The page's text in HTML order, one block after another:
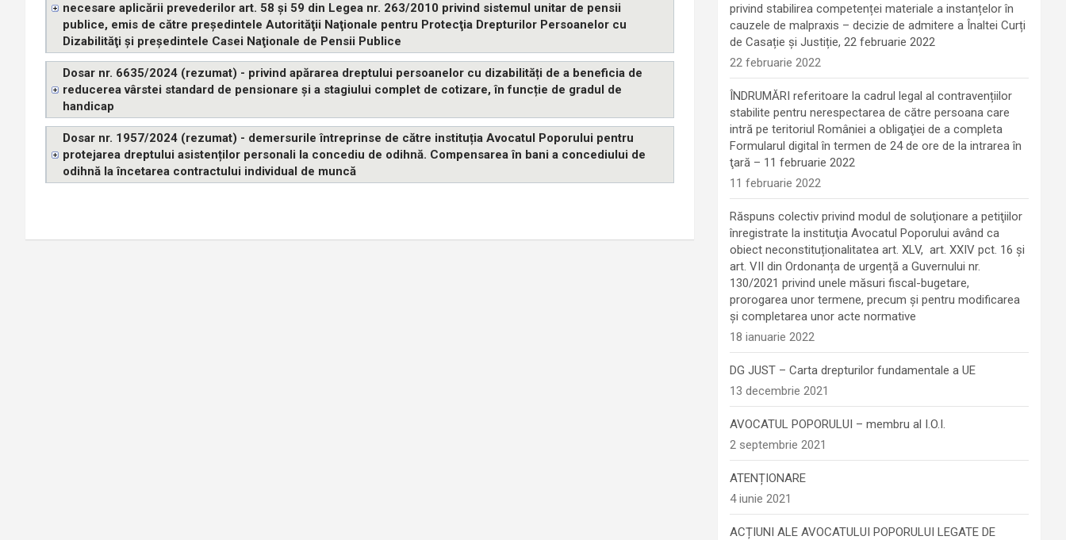
necesare aplicării prevederilor art. 58 şi 59 din Legea nr. 263/2010 privind sistemul unitar de pensii
publice, emis de către președintele Autorităţii Naţionale pentru Protecţia Drepturilor Persoanelor cu
Dizabilităţi şi preşedintele Casei Naţionale de Pensii Publice
Dosar nr. 6635/2024 (rezumat) - privind apărarea dreptului persoanelor cu dizabilități de a beneficia de
reducerea vârstei standard de pensionare și a stagiului complet de cotizare, în funcție de gradul de
handicap
Dosar nr. 1957/2024 (rezumat) - demersurile întreprinse de către instituția Avocatul Poporului pentru
protejarea dreptului asistenților personali la concediu de odihnă. Compensarea în bani a concediului de
odihnă la încetarea contractului individual de muncă
privind stabilirea competenței materiale a instanțelor în
cauzele de malpraxis – decizie de admitere a Înaltei Curți
de Casație și Justiție, 22 februarie 2022
22 februarie 2022
ÎNDRUMĂRI referitoare la cadrul legal al contravențiilor
stabilite pentru nerespectarea de către persoana care
intră pe teritoriul României a obligaţiei de a completa
Formularul digital în termen de 24 de ore de la intrarea în
ţară – 11 februarie 2022
11 februarie 2022
Răspuns colectiv privind modul de soluţionare a petiţiilor
înregistrate la instituţia Avocatul Poporului având ca
obiect neconstituționalitatea art. XLV, art. XXIV pct. 16 și
art. VII din Ordonanța de urgență a Guvernului nr.
130/2021 privind unele măsuri fiscal-bugetare,
prorogarea unor termene, precum şi pentru modificarea
şi completarea unor acte normative
18 ianuarie 2022
DG JUST – Carta drepturilor fundamentale a UE
13 decembrie 2021
AVOCATUL POPORULUI – membru al I.O.I.
2 septembrie 2021
ATENȚIONARE
4 iunie 2021
ACȚIUNI ALE AVOCATULUI POPORULUI LEGATE DE